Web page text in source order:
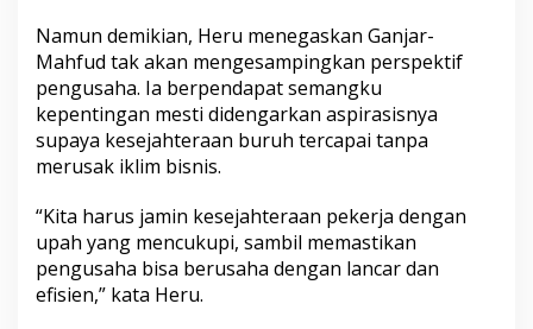
Namun demikian, Heru menegaskan Ganjar-
Mahfud tak akan mengesampingkan perspektif
pengusaha. Ia berpendapat semangku
kepentingan mesti didengarkan aspirasisnya
supaya kesejahteraan buruh tercapai tanpa
merusak iklim bisnis.
“Kita harus jamin kesejahteraan pekerja dengan
upah yang mencukupi, sambil memastikan
pengusaha bisa berusaha dengan lancar dan
efisien,” kata Heru.